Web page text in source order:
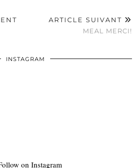
ARTICLE SUIVANT
MEAL MERCI!
INSTAGRAM
on Instagram